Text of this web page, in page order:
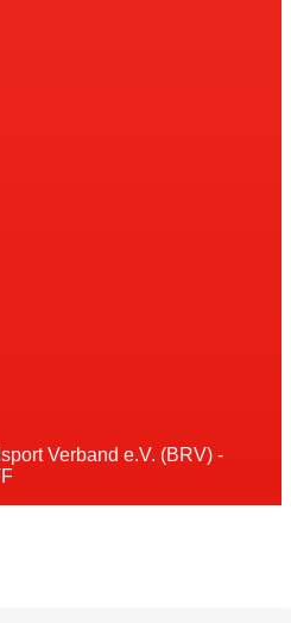
Verband e.V. (BRV) -